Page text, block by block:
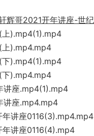
上).mp4(1).mp4
上).mp4.mp4
下).mp4(1).mp4
下).mp4.mp4
讲座.mp4(1).mp4
讲座.mp4.mp4
讲座0116(3).mp4.mp4
年讲座0116(4).mp4